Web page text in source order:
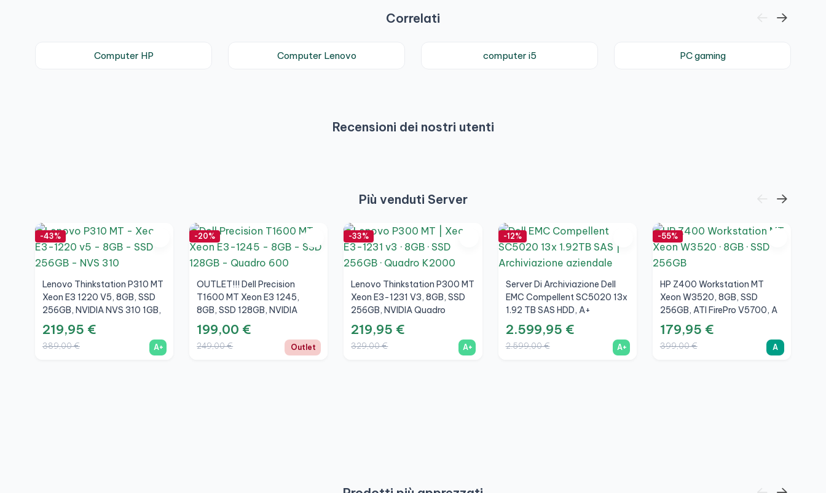
Correlati
Computer HP Computer Lenovo computer i5 PC gaming
Recensioni dei nostri utenti
Più venduti Server
-43%
Lenovo Thinkstation P310 MT
Xeon E3 1220 V5, 8GB, SSD
256GB, NVIDIA NVS 310 1GB,
A+
219,95 €
389,00 € A+
-20%
OUTLET!!! Dell Precision
T1600 MT Xeon E3 1245,
8GB, SSD 128GB, NVIDIA
Quadro 600 1GB
199,00 €
249,00 € Outlet
-33%
Lenovo Thinkstation P300 MT
Xeon E3-1231 V3, 8GB, SSD
256GB, NVIDIA Quadro
K2000 2GB, A+
219,95 €
329,00 € A+
-12%
Server Di Archiviazione Dell
EMC Compellent SC5020 13x
1.92 TB SAS HDD, A+
2.599,95 €
2.599,00 € A+
-55%
HP Z400 Workstation MT
Xeon W3520, 8GB, SSD
256GB, ATI FirePro V5700, A
179,95 €
399,00 € A